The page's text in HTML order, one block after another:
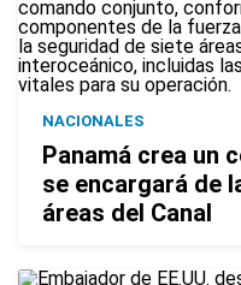
NACIONALES
Panamá crea un
se encargará de
áreas del Canal